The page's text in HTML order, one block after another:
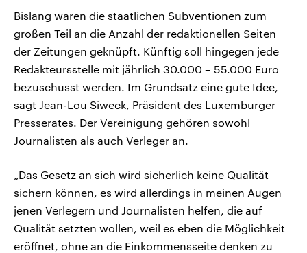
Bislang waren die staatlichen Subventionen zum
großen Teil an die Anzahl der redaktionellen Seiten
der Zeitungen geknüpft. Künftig soll hingegen jede
Redakteursstelle mit jährlich 30.000 – 55.000 Euro
bezuschusst werden. Im Grundsatz eine gute Idee,
sagt Jean-Lou Siweck, Präsident des Luxemburger
Presserates. Der Vereinigung gehören sowohl
Journalisten als auch Verleger an.
„Das Gesetz an sich wird sicherlich keine Qualität
sichern können, es wird allerdings in meinen Augen
jenen Verlegern und Journalisten helfen, die auf
Qualität setzten wollen, weil es eben die Möglichkeit
eröffnet, ohne an die Einkommensseite denken zu